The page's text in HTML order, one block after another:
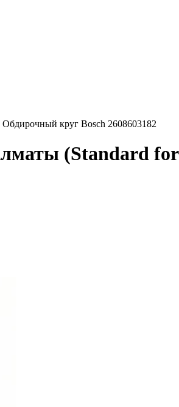
Обдирочный круг Bosch 2608603182
(Standard